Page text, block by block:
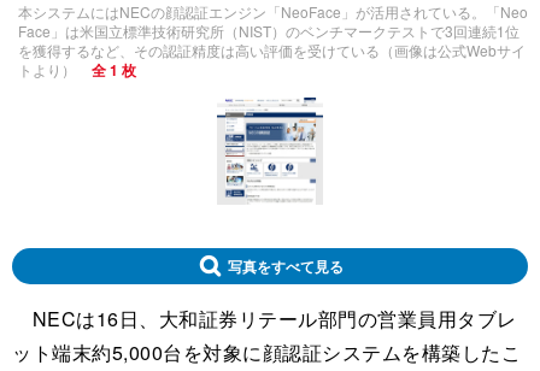
本システムにはNECの顔認証エンジン「NeoFace」が活用されている。「Neo
Face」は米国立標準技術研究所（NIST）のベンチマークテストで3回連続1位
を獲得するなど、その認証精度は高い評価を受けている（画像は公式Webサイ
トより）
全 1 枚
写真をすべて見る
NECは16日、大和証券リテール部門の営業員用タブレ
ット端末約5,000台を対象に顔認証システムを構築したこ